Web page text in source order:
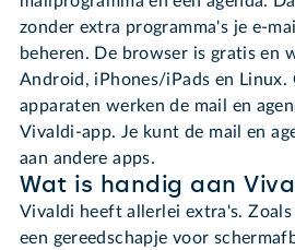
zonder extra programma's je e-
beheren. De browser is gratis en
Android, iPhones/iPads en Linux.
apparaten werken de mail en
Vivaldi-app. Je kunt de mail en
aan andere apps.
Wat is handig aan
Vivaldi heeft allerlei extra's.
een gereedschapje voor